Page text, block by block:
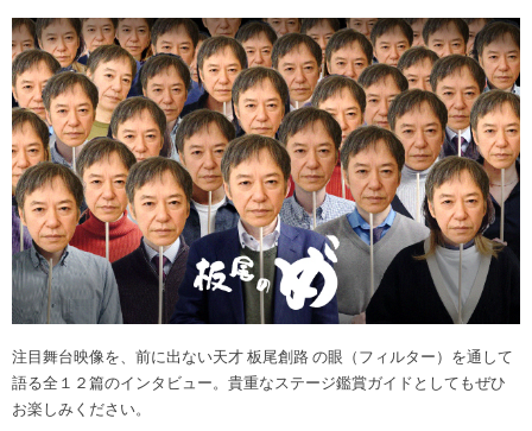
注目舞台映像を、前に出ない天才 板尾創路 の眼（フィルター）を通して
語る全１２篇のインタビュー。貴重なステージ鑑賞ガイドとしてもぜひ
お楽しみください。